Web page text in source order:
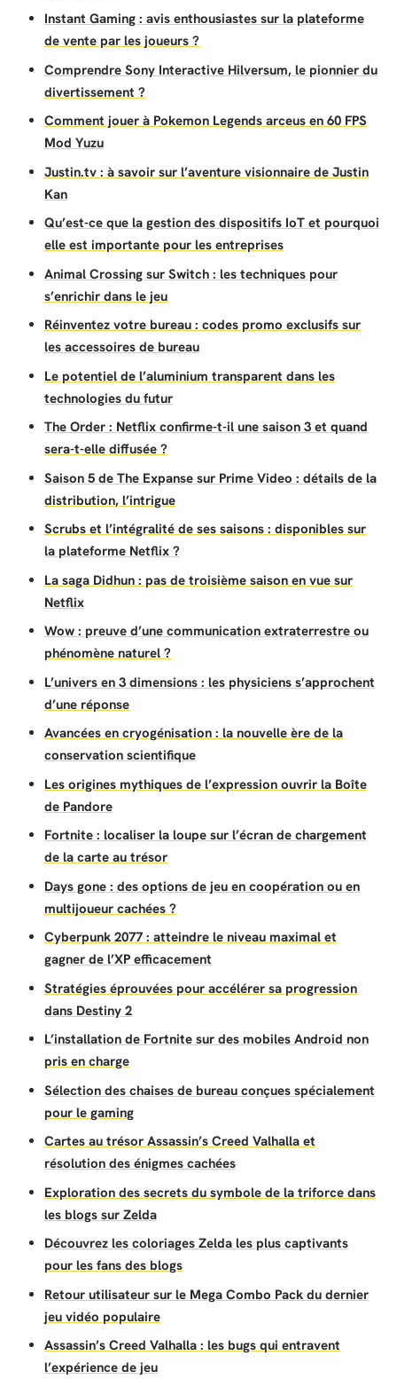
Instant Gaming : avis enthousiastes sur la plateforme
de vente par les joueurs ?
Comprendre Sony Interactive Hilversum, le pionnier du
divertissement ?
Comment jouer à Pokemon Legends arceus en 60 FPS
Mod Yuzu
Justin.tv : à savoir sur l’aventure visionnaire de Justin
Kan
Qu’est-ce que la gestion des dispositifs IoT et pourquoi
elle est importante pour les entreprises
Animal Crossing sur Switch : les techniques pour
s’enrichir dans le jeu
Réinventez votre bureau : codes promo exclusifs sur
les accessoires de bureau
Le potentiel de l’aluminium transparent dans les
technologies du futur
The Order : Netflix confirme-t-il une saison 3 et quand
sera-t-elle diffusée ?
Saison 5 de The Expanse sur Prime Video : détails de la
distribution, l’intrigue
Scrubs et l’intégralité de ses saisons : disponibles sur
la plateforme Netflix ?
La saga Didhun : pas de troisième saison en vue sur
Netflix
Wow : preuve d’une communication extraterrestre ou
phénomène naturel ?
L’univers en 3 dimensions : les physiciens s’approchent
d’une réponse
Avancées en cryogénisation : la nouvelle ère de la
conservation scientifique
Les origines mythiques de l’expression ouvrir la Boîte
de Pandore
Fortnite : localiser la loupe sur l’écran de chargement
de la carte au trésor
Days gone : des options de jeu en coopération ou en
multijoueur cachées ?
Cyberpunk 2077 : atteindre le niveau maximal et
gagner de l’XP efficacement
Stratégies éprouvées pour accélérer sa progression
dans Destiny 2
L’installation de Fortnite sur des mobiles Android non
pris en charge
Sélection des chaises de bureau conçues spécialement
pour le gaming
Cartes au trésor Assassin’s Creed Valhalla et
résolution des énigmes cachées
Exploration des secrets du symbole de la triforce dans
les blogs sur Zelda
Découvrez les coloriages Zelda les plus captivants
pour les fans des blogs
Retour utilisateur sur le Mega Combo Pack du dernier
jeu vidéo populaire
Assassin’s Creed Valhalla : les bugs qui entravent
l’expérience de jeu